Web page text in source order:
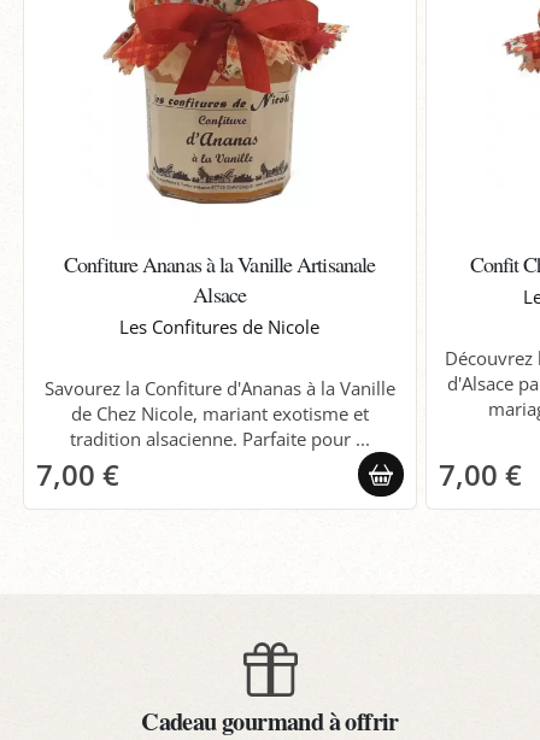
Confiture Ananas à la Vanille Artisanale
Alsace
Les Confitures de Nicole
Savourez la Confiture d'Ananas à la Vanille
de Chez Nicole, mariant exotisme et
tradition alsacienne. Parfaite pour ...
7,00 €
Confit
Découvrez
d'Alsace
7,00 €
Cadeau gourmand à offrir